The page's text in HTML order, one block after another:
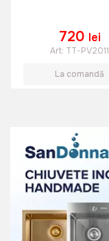
720 lei
Art: TT-PV2011
La comandă